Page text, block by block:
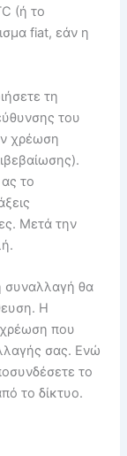
(ή το
fiat, εάν η
τη
του
χρέωση
το
Μετά την
συναλλαγή θα
Η
χρέωση που
σας. Ενώ
το
το δίκτυο.